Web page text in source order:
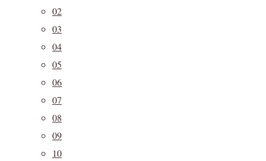
02
03
04
05
06
07
08
09
10